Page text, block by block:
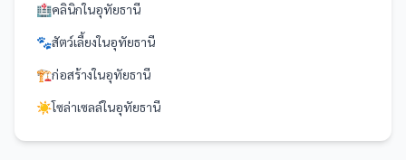
🏥คลินิกในอุทัยธานี
🐾สัตว์เลี้ยงในอุทัยธานี
🏗️ก่อสร้างในอุทัยธานี
☀️โซล่าเซลล์ในอุทัยธานี